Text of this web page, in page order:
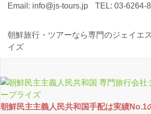
Email: info@js-tours.jp TEL: 03-6264-
朝鮮旅行・ツアーなら専門のジェイエ
イズ
朝鮮民主主義人民共和国手配は実績No.1